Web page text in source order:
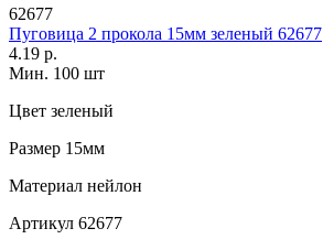
62677
Пуговица 2 прокола 15мм зеленый 62677
4.19 р.
Мин. 100 шт
Цвет зеленый
Размер 15мм
Материал нейлон
Артикул 62677